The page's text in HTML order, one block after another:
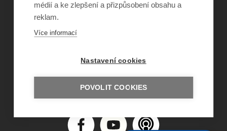
©Obecně prospěšná společnost Sirius
ISSN 1805-8876
nazory@sancedetem.cz
Odběr novinek e-mailem
médií a ke zlepšení a přizpůsobení obsahu a
reklam.
Více informací
Nastavení cookies
POVOLIT COOKIES